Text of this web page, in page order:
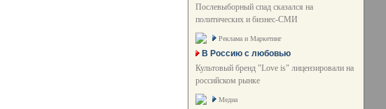
Послевыборный спад сказался на
политических и бизнес-СМИ
Реклама и Маркетинг
В Россию с любовью
Культовый бренд "Love is" лицензировали на
российском рынке
Медиа